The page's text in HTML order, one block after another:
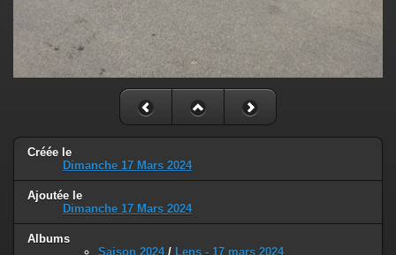
Créée le
Dimanche 17 Mars 2024
Ajoutée le
Dimanche 17 Mars 2024
Albums
Saison 2024/ Lens - 17 mars 2024